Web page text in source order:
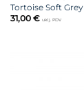
Tortoise Soft
31,00 € uklj. PDV